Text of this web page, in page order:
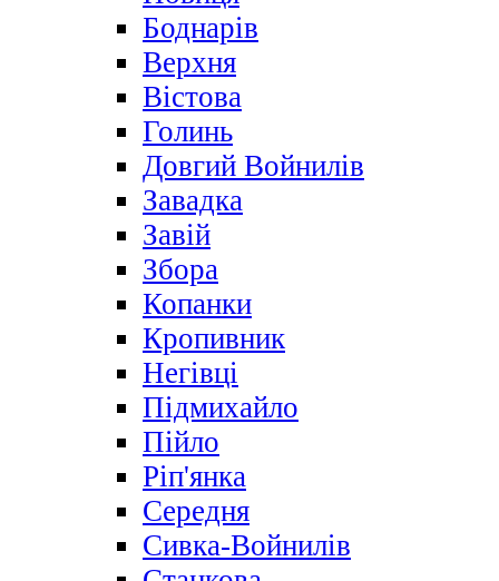
Боднарів
Верхня
Вістова
Голинь
Довгий Войнилів
Завадка
Завій
Збора
Копанки
Кропивник
Негівці
Підмихайло
Пійло
Ріп'янка
Середня
Сивка-Войнилів